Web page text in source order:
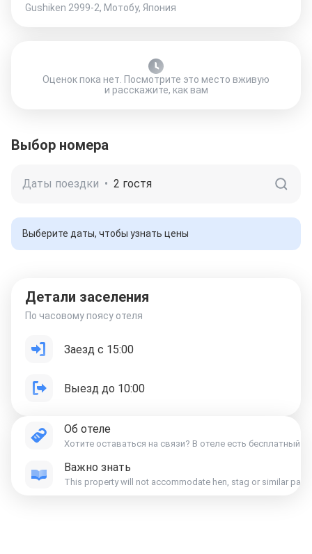
Gushiken 2999-2, Мотобу, Япония
Оценок пока нет. Посмотрите это место вживую
и расскажите, как вам
Выбор номера
Даты поездки • 2 гостя
Выберите даты, чтобы узнать цены
Детали заселения
По часовому поясу отеля
Заезд с 15:00
Выезд до 10:00
Об отеле
Хотите оставаться на связи? В отеле есть бесплатный
Важно знать
This property will not accommodate hen, stag or similar